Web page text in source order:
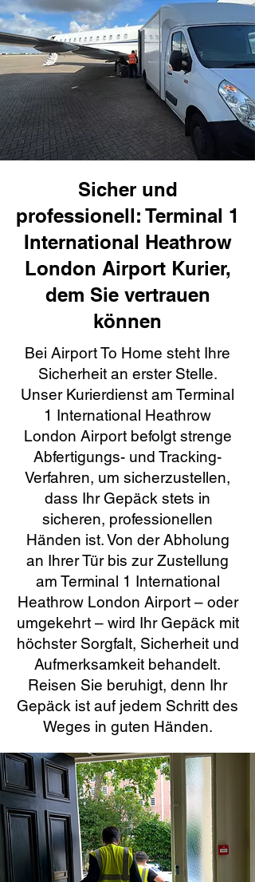
Sicher und
professionell: Terminal 1
International Heathrow
London Airport Kurier,
dem Sie vertrauen
können
Bei Airport To Home steht Ihre
Sicherheit an erster Stelle.
Unser Kurierdienst am Terminal
1 International Heathrow
London Airport befolgt strenge
Abfertigungs- und Tracking-
Verfahren, um sicherzustellen,
dass Ihr Gepäck stets in
sicheren, professionellen
Händen ist. Von der Abholung
an Ihrer Tür bis zur Zustellung
am Terminal 1 International
Heathrow London Airport – oder
umgekehrt – wird Ihr Gepäck mit
höchster Sorgfalt, Sicherheit und
Aufmerksamkeit behandelt.
Reisen Sie beruhigt, denn Ihr
Gepäck ist auf jedem Schritt des
Weges in guten Händen.